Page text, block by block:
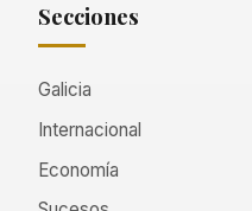
Secciones
Galicia
Internacional
Economía